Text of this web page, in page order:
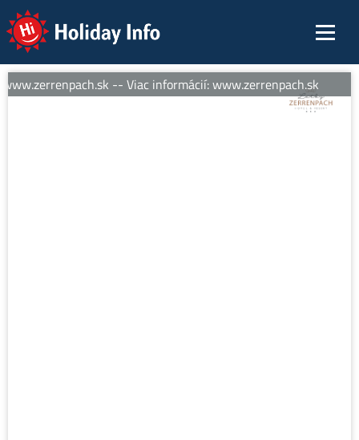
Holiday Info
-- Viac informácií: www.zerrenpach.sk